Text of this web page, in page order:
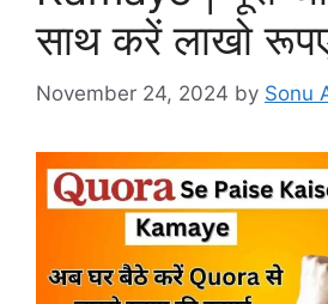
साथ करें लाखो
November 24, 2024 by Sonu